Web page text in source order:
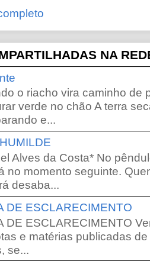
NA
o riacho vira caminho de
verde no chão A terra
e...
Alves da Costa* No
no momento seguinte.
desaba...
DE ESCLARECIMENTO
DE ESCLARECIMENTO
e matérias publicadas
se...